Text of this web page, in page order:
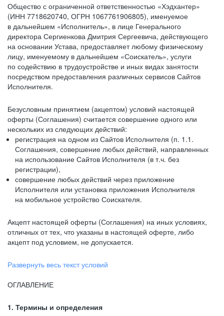
Общество с ограниченной ответственностью «Хэдхантер»
(ИНН 7718620740, ОГРН 1067761906805), именуемое
в дальнейшем «Исполнитель», в лице Генерального
директора Сергиенкова Дмитрия Сергеевича, действующего
на основании Устава, предоставляет любому физическому
лицу, именуемому в дальнейшем «Соискатель», услуги
по содействию в трудоустройстве и иных видах занятости
посредством предоставления различных сервисов Сайтов
Исполнителя.
Безусловным принятием (акцептом) условий настоящей
оферты (Соглашения) считается совершение одного или
нескольких из следующих действий:
регистрация на одном из Сайтов Исполнителя (п. 1.1.
Соглашения, совершение любых действий, направленных
на использование Сайтов Исполнителя (в т.ч. без
регистрации),
совершение любых действий через приложение
Исполнителя или установка приложения Исполнителя
на мобильное устройство Соискателя.
Акцепт настоящей оферты (Соглашения) на иных условиях,
отличных от тех, что указаны в настоящей оферте, либо
акцепт под условием, не допускается.
Развернуть весь текст условий
ОГЛАВЛЕНИЕ
1. Термины и определения